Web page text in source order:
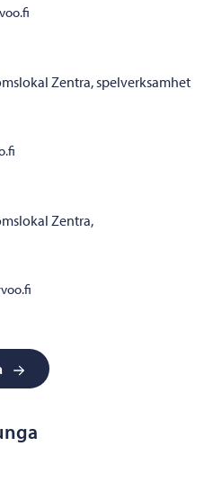
Zentra, spelverksamhet
Zentra,